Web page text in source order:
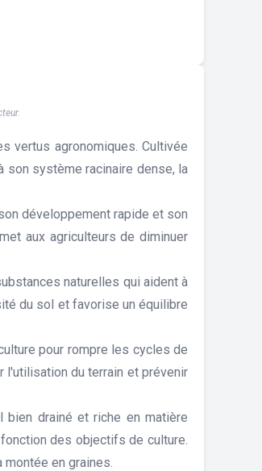
vertus agronomiques. Cultivée
son système racinaire dense, la
développement rapide et son
aux agriculteurs de diminuer
naturelles qui aident à
du sol et favorise un équilibre
pour rompre les cycles de
du terrain et prévenir
drainé et riche en matière
des objectifs de culture.
en graines.